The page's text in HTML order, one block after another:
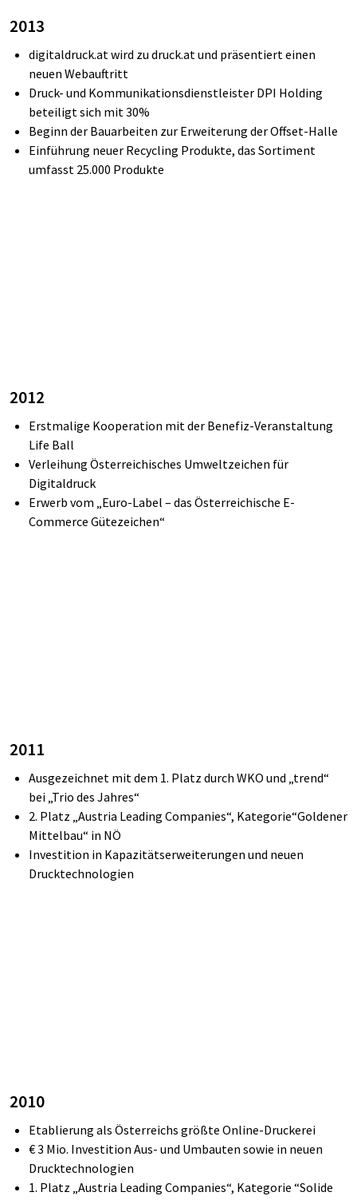
2013
digitaldruck.atwird zu druck.atund präsentiert einen
neuen Webauftritt
Druck- und Kommunikationsdienstleister DPI Holding
beteiligt sich mit 30%
Beginn der Bauarbeiten zur Erweiterung der Offset-Halle
Einführung neuer Recycling Produkte, das Sortiment
umfasst 25.000 Produkte
2012
Erstmalige Kooperation mit der Benefiz-Veranstaltung
Life Ball
Verleihung Österreichisches Umweltzeichen für
Digitaldruck
Erwerb vom „Euro-Label – das Österreichische E-
Commerce Gütezeichen“
2011
Ausgezeichnet mit dem 1. Platz durch WKO und „trend“
bei „Trio des Jahres“
2. Platz „Austria Leading Companies“, Kategorie“Goldener
Mittelbau“ in NÖ
Investition in Kapazitätserweiterungen und neuen
Drucktechnologien
2010
Etablierung als Österreichs größte Online-Druckerei
€3 Mio. Investition Aus- und Umbauten sowie in neuen
Drucktechnologien
1. Platz „Austria Leading Companies“, Kategorie “Solide